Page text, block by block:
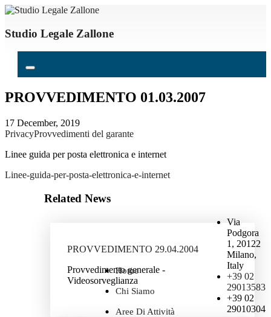
Studio Legale Zallone
Home
Chi Siamo
Aree Di Attività
PROVVEDIMENTO 01.03.2007
17 December, 2019
PrivacyProvvedimenti del garante
Linee guida per posta elettronica e internet
Linee-guida-per-posta-elettronica-e-internet
Related News
PROVVEDIMENTO 29.04.2004
Provvedimento generale -
Videosorveglianza
Via
Podgora
1, 20122
Milano,
Italy
+39 02
29013583
+39 02
29010304